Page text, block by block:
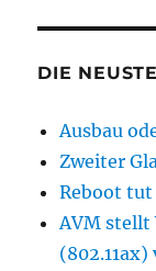
DIE
Ausbau
Zweiter
Reboot tut
AVM stellt
(802.11ax)